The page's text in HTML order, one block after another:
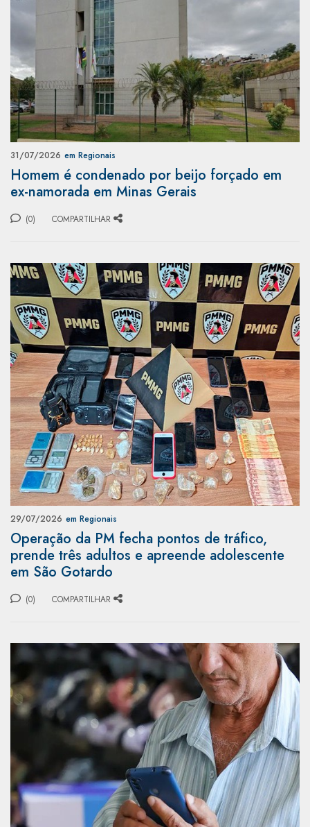
31/07/2026 em Regionais
Homem é condenado por beijo forçado em
ex-namorada em Minas Gerais
(0) COMPARTILHAR
29/07/2026 em Regionais
Operação da PM fecha pontos de tráfico,
prende três adultos e apreende adolescente
em São Gotardo
(0) COMPARTILHAR